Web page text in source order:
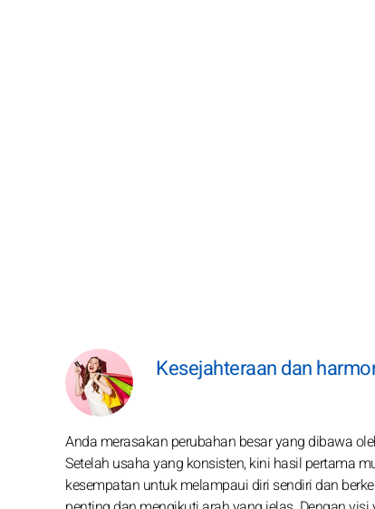
Kesejahteraan dan
Anda merasakan perubahan besar yang dibawa
Setelah usaha yang konsisten, kini hasil pertama
kesempatan untuk melampaui diri sendiri dan